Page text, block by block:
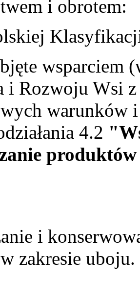
i obrotem:
wsparciem
i Rozwoju Wsi
4.2
i
zakresie uboju.